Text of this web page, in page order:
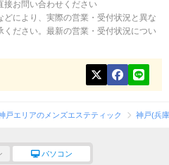
お問い合わせください
により、実際の営業・受付状況と異な
ださい。最新の営業・受付状況につい
戸エリアのメンズエステティック 神戸(兵
パソコン